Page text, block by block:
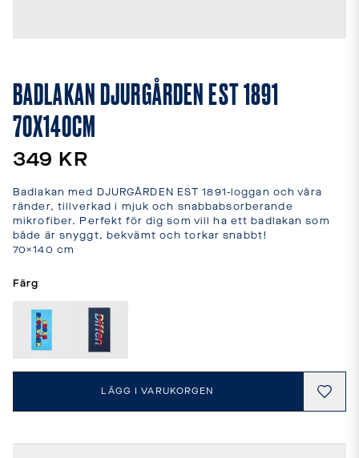
LEVERANS
Laddar...
BADLAKAN DJURGÅRDEN EST 1891
70X140CM
349 KR
Badlakan med DJURGÅRDEN EST 1891-loggan och våra
ränder, tillverkad i mjuk och snabbabsorberande
mikrofiber. Perfekt för dig som vill ha ett badlakan som
både är snyggt, bekvämt och torkar snabbt!
70×140 cm
Färg
LÄGG I VARUKORGEN